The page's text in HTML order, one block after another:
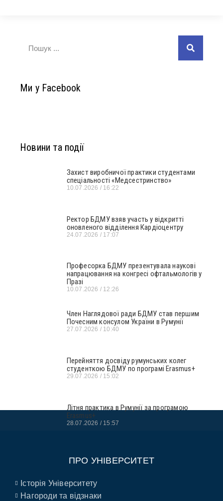
Ми у Facebook
Новини та події
Захист виробничої практики студентами
спеціальності «Медсестринство»
10.07.2026 16:22
Ректор БДМУ взяв участь у відкритті
оновленого відділення Кардіоцентру
24.07.2026 17:07
Професорка БДМУ презентувала наукові
напрацювання на конгресі офтальмологів у
Празі
10.07.2026 12:26
Член Наглядової ради БДМУ став першим
Почесним консулом України в Румунії
27.07.2026 10:40
Перейняття досвіду румунських колег
студенткою БДМУ по програмі Erasmus+
29.07.2026 15:02
Літня практика в Румунії за програмою
Erasmus+
28.07.2026 15:57
ПРО УНІВЕРСИТЕТ
Історія Університету
Нагороди та відзнаки